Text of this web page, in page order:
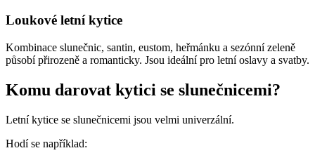
Loukové letní kytice
Kombinace slunečnic, santin, eustom, heřmánku a sezónní zeleně
působí přirozeně a romanticky. Jsou ideální pro letní oslavy a svatby.
Komu darovat kytici se slunečnicemi?
Letní kytice se slunečnicemi jsou velmi univerzální.
Hodí se například: